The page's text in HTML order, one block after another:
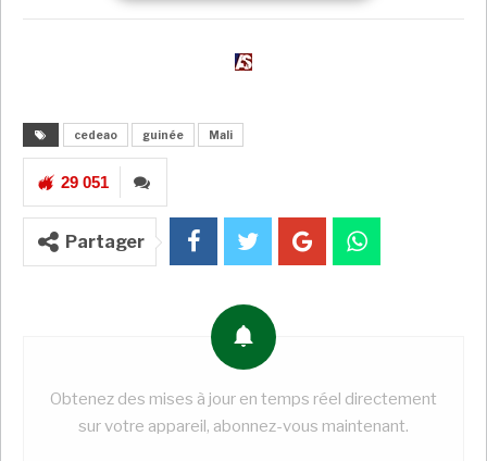
Super Admin Déc 12, 2025
Les militaires maliens prisonniers des
rebelles du FLA…
Super Admin
Au Mali, des experts de l’ONU demandent la
Mar 25, 2025
Avec notre envoyé spécial à New York,Léonard
Vincent
cedeao guinée Mali
29 051
Partager
Obtenez des mises à jour en temps réel directement
sur votre appareil, abonnez-vous maintenant.